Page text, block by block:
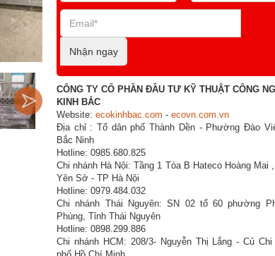
Nhận ngay
CÔNG TY CỔ PHẦN ĐẦU TƯ KỸ THUẬT CÔNG
KINH BẮC
Website: ecokinhbac.com - ecovn.com.vn
Địa chỉ : Tổ dân phố Thành Dền - Phường Đào
Bắc Ninh
Hotline: 0985.680.825
Chi nhánh Hà Nội: Tầng 1 Tòa B Hateco Hoàng Mai
Yên Sở - TP Hà Nội
Hotline: 0979.484.032
Chi nhánh Thái Nguyên: SN 02 tổ 60 phường
Phùng, Tỉnh Thái Nguyên
Hotline: 0898.299.886
Chi nhánh HCM: 208/3- Nguyễn Thị Lắng - Củ